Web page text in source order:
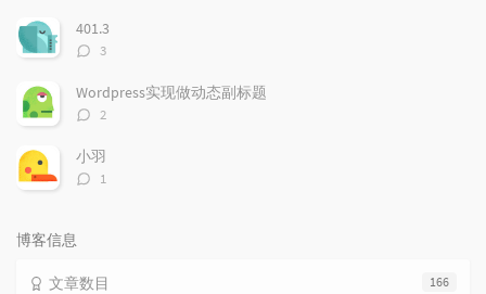
数：
401.3
评
数：
3
Wordpress实现做动态副标题
评
数：
2
小羽
评1
博客信息
166
文章数目